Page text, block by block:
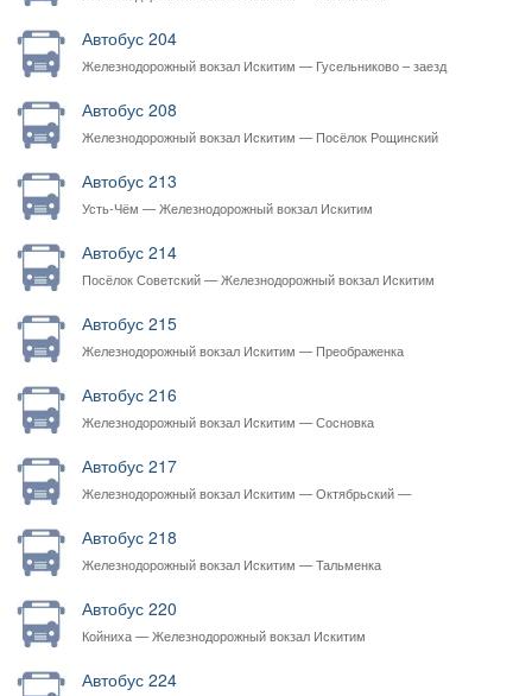
Автобус 204
Железнодорожный вокзал Искитим — Гусельниково – заезд
Автобус 208
Железнодорожный вокзал Искитим — Посёлок Рощинский
Автобус 213
Усть-Чём — Железнодорожный вокзал Искитим
Автобус 214
Посёлок Советский — Железнодорожный вокзал Искитим
Автобус 215
Железнодорожный вокзал Искитим — Преображенка
Автобус 216
Железнодорожный вокзал Искитим — Сосновка
Автобус 217
Железнодорожный вокзал Искитим — Октябрьский —
Автобус 218
Железнодорожный вокзал Искитим — Тальменка
Автобус 220
Койниха — Железнодорожный вокзал Искитим
Автобус 224